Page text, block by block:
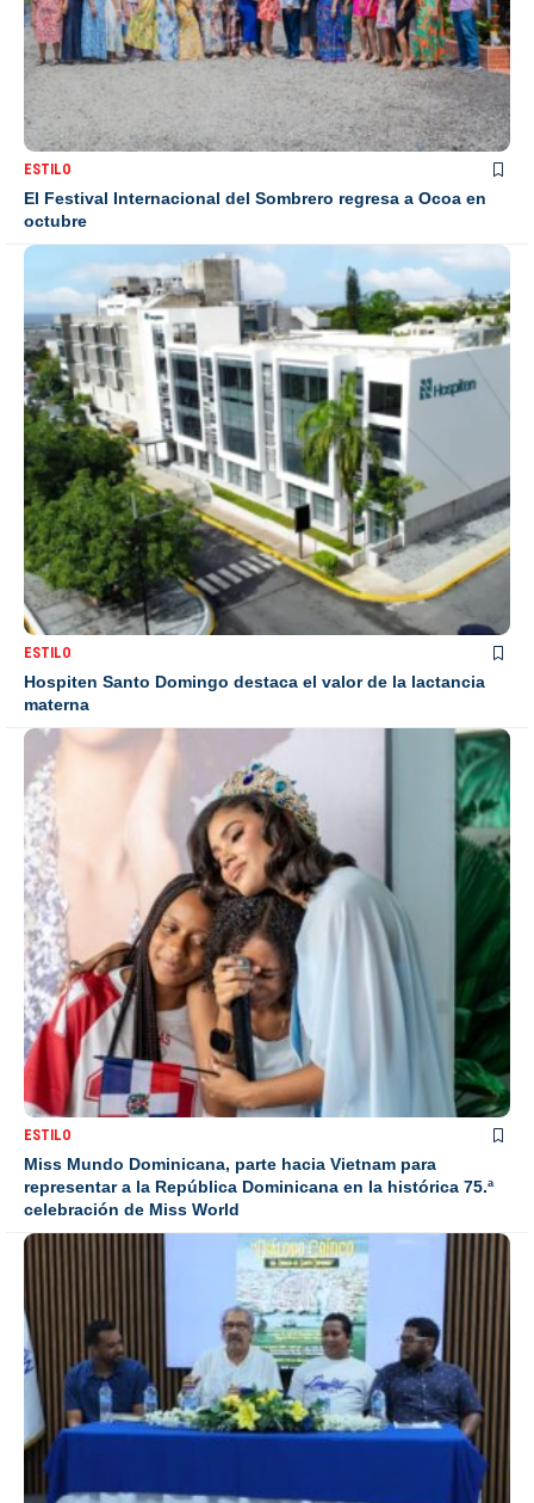
ESTILO
El Festival Internacional del Sombrero regresa a Ocoa en
octubre
ESTILO
Hospiten Santo Domingo destaca el valor de la lactancia
materna
ESTILO
Miss Mundo Dominicana, parte hacia Vietnam para
representar a la República Dominicana en la histórica 75.ª
celebración de Miss World